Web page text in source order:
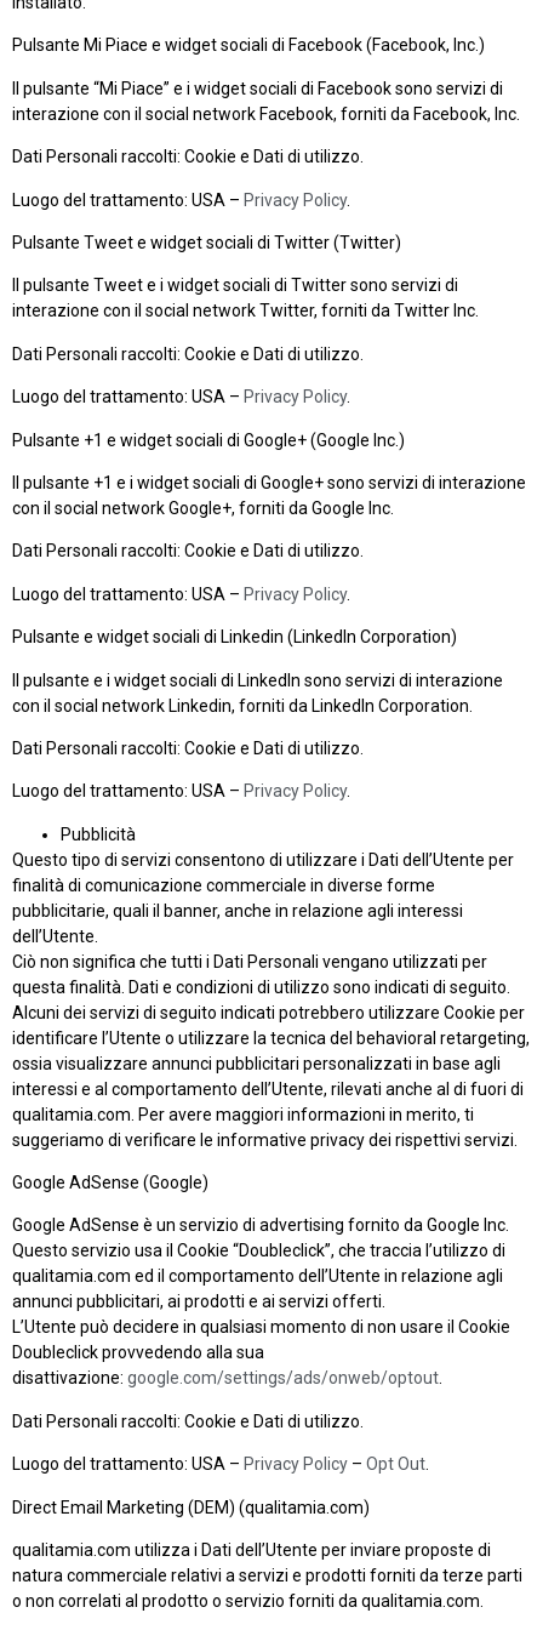
Pulsante Mi Piace e widget sociali di Facebook (Facebook, Inc.)
Il pulsante “Mi Piace” e i widget sociali di Facebook sono servizi di
interazione con il social network Facebook, forniti da Facebook, Inc.
Dati Personali raccolti: Cookie e Dati di utilizzo.
Luogo del trattamento: USA – Privacy Policy.
Pulsante Tweet e widget sociali di Twitter (Twitter)
Il pulsante Tweet e i widget sociali di Twitter sono servizi di
interazione con il social network Twitter, forniti da Twitter Inc.
Dati Personali raccolti: Cookie e Dati di utilizzo.
Luogo del trattamento: USA – Privacy Policy.
Pulsante +1 e widget sociali di Google+ (Google Inc.)
Il pulsante +1 e i widget sociali di Google+ sono servizi di interazione
con il social network Google+, forniti da Google Inc.
Dati Personali raccolti: Cookie e Dati di utilizzo.
Luogo del trattamento: USA – Privacy Policy.
Pulsante e widget sociali di Linkedin (LinkedIn Corporation)
Il pulsante e i widget sociali di LinkedIn sono servizi di interazione
con il social network Linkedin, forniti da LinkedIn Corporation.
Dati Personali raccolti: Cookie e Dati di utilizzo.
Luogo del trattamento: USA – Privacy Policy.
Pubblicità
Questo tipo di servizi consentono di utilizzare i Dati dell’Utente per
finalità di comunicazione commerciale in diverse forme
pubblicitarie, quali il banner, anche in relazione agli interessi
dell’Utente.
Ciò non significa che tutti i Dati Personali vengano utilizzati per
questa finalità. Dati e condizioni di utilizzo sono indicati di seguito.
Alcuni dei servizi di seguito indicati potrebbero utilizzare Cookie per
identificare l’Utente o utilizzare la tecnica del behavioral retargeting,
ossia visualizzare annunci pubblicitari personalizzati in base agli
interessi e al comportamento dell’Utente, rilevati anche al di fuori di
qualitamia.com. Per avere maggiori informazioni in merito, ti
suggeriamo di verificare le informative privacy dei rispettivi servizi.
Google AdSense (Google)
Google AdSense è un servizio di advertising fornito da Google Inc.
Questo servizio usa il Cookie “Doubleclick”, che traccia l’utilizzo di
qualitamia.com ed il comportamento dell’Utente in relazione agli
annunci pubblicitari, ai prodotti e ai servizi offerti.
L’Utente può decidere in qualsiasi momento di non usare il Cookie
Doubleclick provvedendo alla sua
disattivazione: google.com/settings/ads/onweb/optout.
Dati Personali raccolti: Cookie e Dati di utilizzo.
Luogo del trattamento: USA – Privacy Policy – Opt Out.
Direct Email Marketing (DEM) (qualitamia.com)
qualitamia.com utilizza i Dati dell’Utente per inviare proposte di
natura commerciale relativi a servizi e prodotti forniti da terze parti
o non correlati al prodotto o servizio forniti da qualitamia.com.